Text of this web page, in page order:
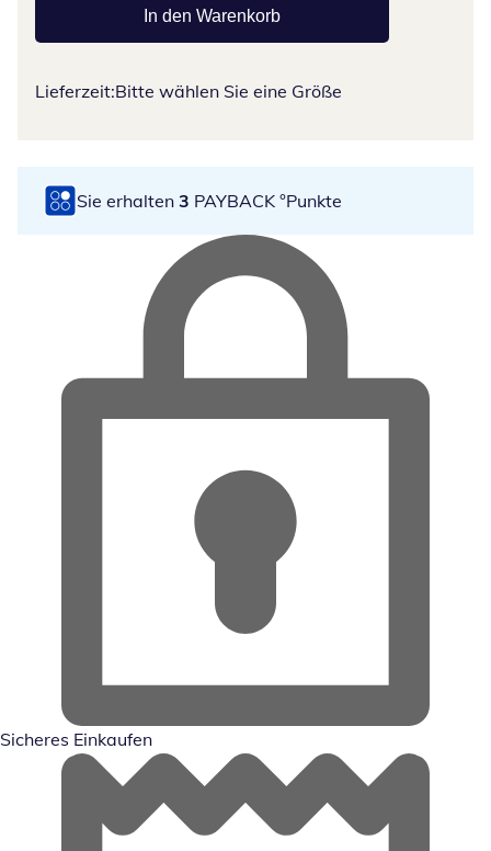
In den Warenkorb
Lieferzeit:Bitte wählen Sie eine Größe
Sie erhalten 3 PAYBACK °Punkte
Sicheres Einkaufen